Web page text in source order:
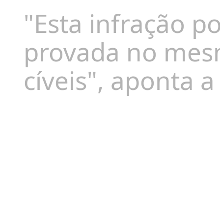
"Esta infração
provada no
cíveis", aponta